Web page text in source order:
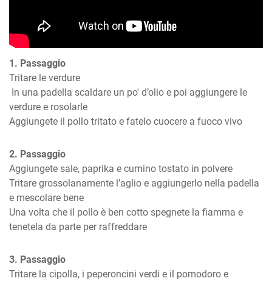
1. Passaggio
Tritare le verdure
verdure e rosolarle
Aggiungete il pollo tritato e fatelo cuocere a fuoco vivo
2. Passaggio
Aggiungete sale, paprika e cumino tostato in polvere
Tritare grossolanamente l’aglio e aggiungerlo nella padella
e mescolare bene
Una volta che il pollo è ben cotto spegnete la fiamma e
tenetela da parte per raffreddare
3. Passaggio
Tritare la cipolla, i peperoncini verdi e il pomodoro e